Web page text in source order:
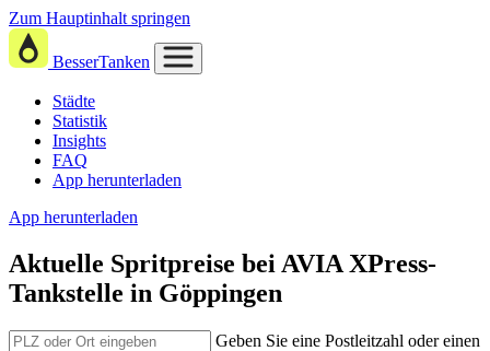
Zum Hauptinhalt springen
BesserTanken
Städte
Statistik
Insights
FAQ
App herunterladen
App herunterladen
Aktuelle Spritpreise bei AVIA XPress-
Tankstelle in Göppingen
Geben Sie eine Postleitzahl oder einen